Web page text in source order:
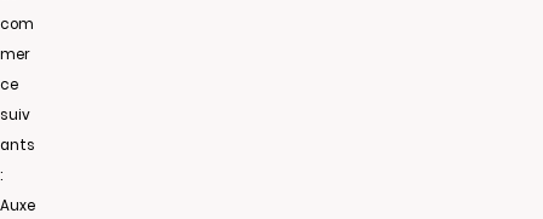
com
mer
ce
suiv
ants
:
Auxe